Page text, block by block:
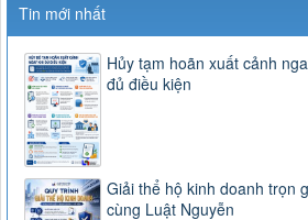
Tin mới nhất
Hủy tạm hoãn xuất cảnh
đủ điều kiện
Giải thể hộ kinh doanh trọn
cùng Luật Nguyễn